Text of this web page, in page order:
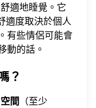
適地睡覺。它
適度取決於個人
有些情侶可能會
動的話。
？
空間 （至少